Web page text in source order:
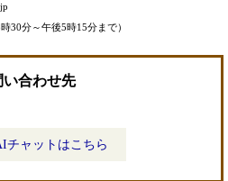
30分～午後5時15分まで）
合わせ先
チャットはこちら